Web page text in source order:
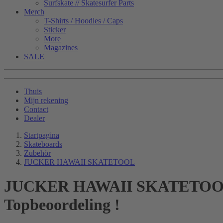
Surfskate // Skatesurfer Parts
Merch
T-Shirts / Hoodies / Caps
Sticker
More
Magazines
SALE
Thuis
Mijn rekening
Contact
Dealer
Startpagina
Skateboards
Zubehör
JUCKER HAWAII SKATETOOL
JUCKER HAWAII
Topbeoordeling !